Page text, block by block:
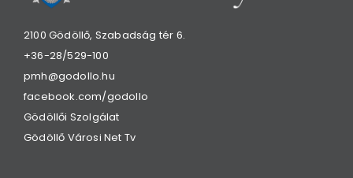
2100 Gödöllő, Szabadság tér 6.
+36-28/529-100
pmh@godollo.hu
facebook.com/godollo
Gödöllői Szolgálat
Gödöllő Városi Net Tv